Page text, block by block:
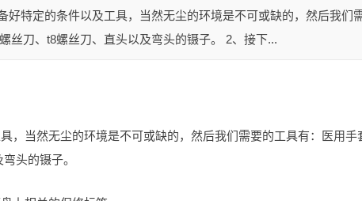
好特定的条件以及工具，当然无尘的环境是不可或缺的，然后我们
丝刀、t8螺丝刀、直头以及弯头的镊子。 2、接下...
，当然无尘的环境是不可或缺的，然后我们需要的工具有：医用手
头的镊子。